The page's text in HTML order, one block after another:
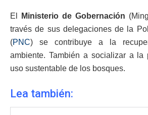
El Ministerio de Gobernación
través de sus delegaciones de la
(PNC) se contribuye a la
ambiente. También a socializar a la
uso sustentable de los bosques.
Lea también: